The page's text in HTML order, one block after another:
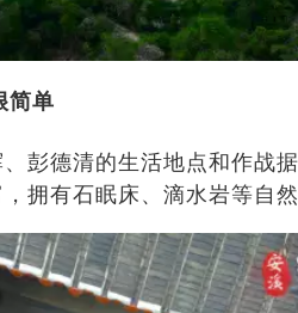
简单
彭德清的生活地点和作战
有石眠床、滴水岩等自